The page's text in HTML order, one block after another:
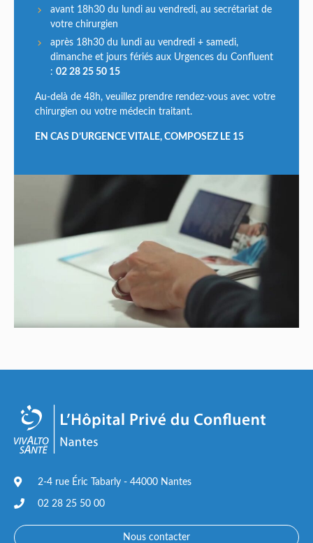
avant 18h30 du lundi au vendredi, au secrétariat de
votre chirurgien
après 18h30 du lundi au vendredi + samedi,
dimanche et jours fériés aux Urgences du Confluent
: 02 28 25 50 15
Au-delà de 48h, veuillez prendre rendez-vous avec votre
chirurgien ou votre médecin traitant.
EN CAS D’URGENCE VITALE, COMPOSEZ LE 15
2-4 rue Éric Tabarly - 44000 Nantes
02 28 25 50 00
Nous contacter